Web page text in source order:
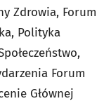
Zdrowia, Forum
Polityka
Forum
Głównej